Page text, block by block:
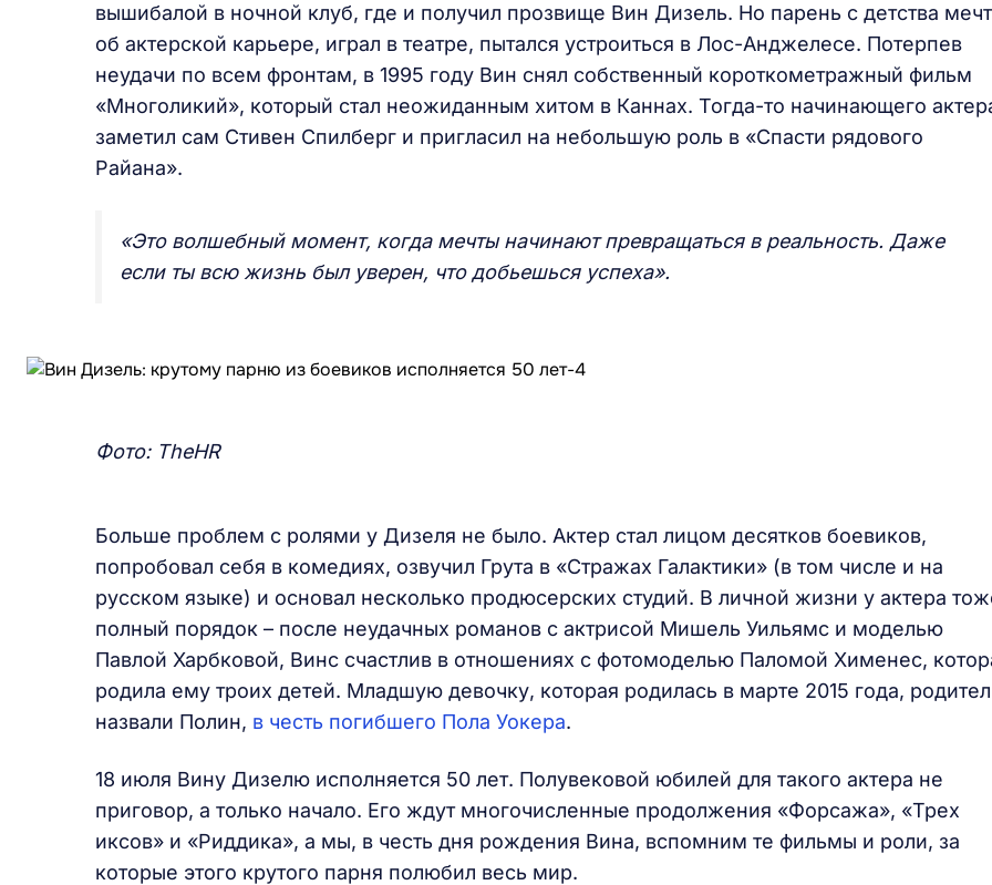
вышибалой в ночной клуб, где и получил прозвище Вин Дизель. Но парень с детства
об актерской карьере, играл в театре, пытался устроиться в Лос-Анджелесе. Потерпев
неудачи по всем фронтам, в 1995 году Вин снял собственный короткометражный фильм
«Многоликий», который стал неожиданным хитом в Каннах. Тогда-то начинающего
заметил сам Стивен Спилберг и пригласил на небольшую роль в «Спасти рядового
Райана».
«Это волшебный момент, когда мечты начинают превращаться в реальность. Даже
если ты всю жизнь был уверен, что добьешься успеха».
Фото: TheHR
Больше проблем с ролями у Дизеля не было. Актер стал лицом десятков боевиков,
попробовал себя в комедиях, озвучил Грута в «Стражах Галактики» (в том числе и на
русском языке) и основал несколько продюсерских студий. В личной жизни у актера
полный порядок – после неудачных романов с актрисой Мишель Уильямс и моделью
Павлой Харбковой, Винс счастлив в отношениях с фотомоделью Паломой Хименес,
родила ему троих детей. Младшую девочку, которая родилась в марте 2015 года,
назвали Полин, в честь погибшего Пола Уокера.
18 июля Вину Дизелю исполняется 50 лет. Полувековой юбилей для такого актера не
приговор, а только начало. Его ждут многочисленные продолжения «Форсажа», «Трех
иксов» и «Риддика», а мы, в честь дня рождения Вина, вспомним те фильмы и роли, за
которые этого крутого парня полюбил весь мир.